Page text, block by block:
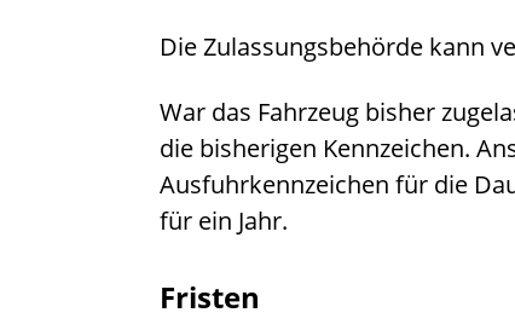
Die Zulassungsbehörde kann
War das Fahrzeug bisher
die bisherigen Kennzeichen.
Ausfuhrkennzeichen für die
für ein Jahr.
Fristen